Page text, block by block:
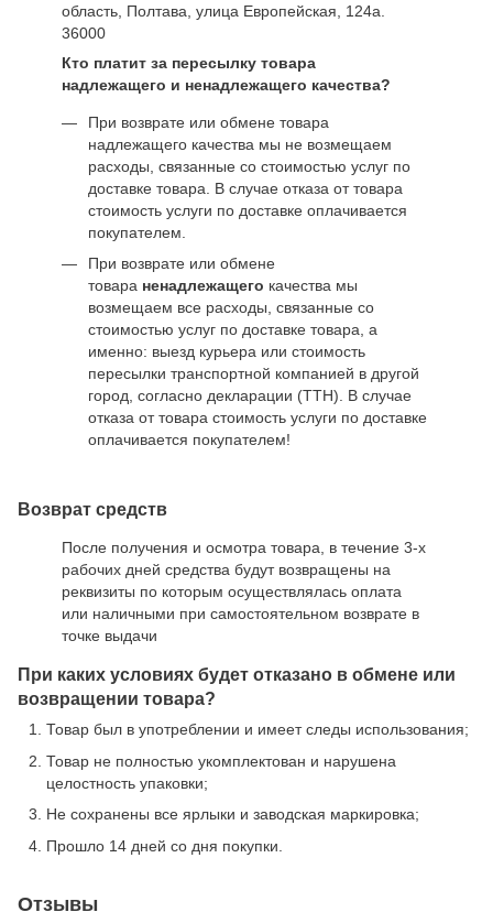
область, Полтава, улица Европейская, 124а.
36000
Кто платит за пересылку товара
надлежащего и ненадлежащего качества?
При возврате или обмене товара
надлежащего качества мы не возмещаем
расходы, связанные со стоимостью услуг по
доставке товара. В случае отказа от товара
стоимость услуги по доставке оплачивается
покупателем.
При возврате или обмене
товара ненадлежащего качества мы
возмещаем все расходы, связанные со
стоимостью услуг по доставке товара, а
именно: выезд курьера или стоимость
пересылки транспортной компанией в другой
город, согласно декларации (ТТН). В случае
отказа от товара стоимость услуги по доставке
оплачивается покупателем!
Возврат средств
После получения и осмотра товара, в течение 3-х
рабочих дней средства будут возвращены на
реквизиты по которым осуществлялась оплата
или наличными при самостоятельном возврате в
точке выдачи
При каких условиях будет отказано в обмене или
возвращении товара?
Товар был в употреблении и имеет следы использования;
Товар не полностью укомплектован и нарушена
целостность упаковки;
Не сохранены все ярлыки и заводская маркировка;
Прошло 14 дней со дня покупки.
Отзывы